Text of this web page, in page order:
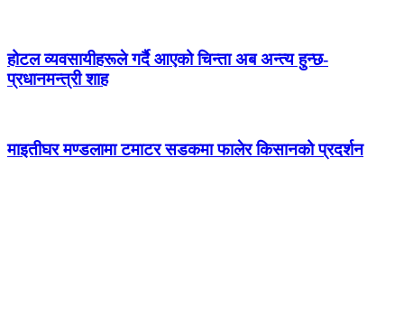
होटल व्यवसायीहरूले गर्दै आएको चिन्ता अब अन्त्य हुन्छ-
प्रधानमन्त्री शाह
माइतीघर मण्डलामा टमाटर सडकमा फालेर किसानको प्रदर्शन